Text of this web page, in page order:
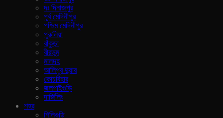
দঃ দিনাজপুর
পূর্ব মেদিনীপুর
পশ্চিম মেদিনীপুর
পুরুলিয়া
বাঁকুড়া
বীরভুম
মালদহ
আলিপুর দুয়ার
কোচবিহার
জলপাইগুড়ি
দার্জিলিং
শহর
শিলিগুড়ি